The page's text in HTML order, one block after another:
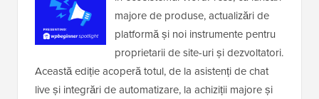
majore de produse, actualizări de
platformă și noi instrumente pentru
proprietarii de site-uri și dezvoltatori.
Această ediție acoperă totul, de la asistenți de chat
live și integrări de automatizare, la achiziții majore și